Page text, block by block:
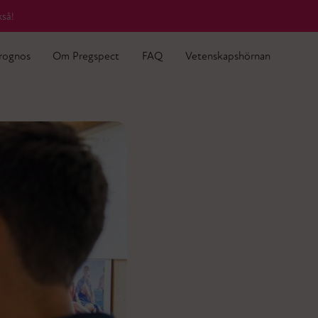
Om Pregspect FAQ Vetenskapshörnan